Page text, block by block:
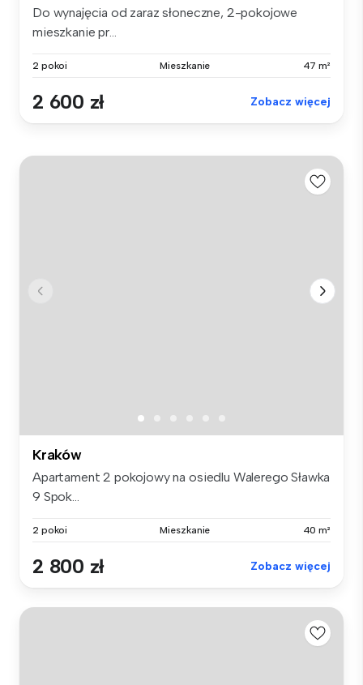
Do wynajęcia od zaraz słoneczne, 2-pokojowe
mieszkanie pr...
2 pokoi Mieszkanie 47 m²
2 600 zł Zobacz więcej
Kraków
Apartament 2 pokojowy na osiedlu Walerego Sławka
9 Spok...
2 pokoi Mieszkanie 40 m²
2 800 zł Zobacz więcej